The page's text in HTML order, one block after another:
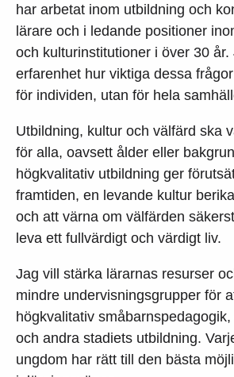
har arbetat inom utbildning och
lärare och i ledande positioner
och kulturinstitutioner i över 30 år.
erfarenhet hur viktiga dessa
för individen, utan för hela
Utbildning, kultur och välfärd ska
för alla, oavsett ålder eller
högkvalitativ utbildning ger
framtiden, en levande kultur
och att värna om välfärden
leva ett fullvärdigt och värdigt liv.
Jag vill stärka lärarnas resurser
mindre undervisningsgrupper för
högkvalitativ
och andra stadiets utbildning.
ungdom har rätt till den bästa